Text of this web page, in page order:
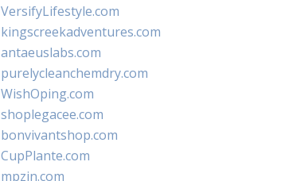
VersifyLifestyle.com
kingscreekadventures.com
antaeuslabs.com
purelycleanchemdry.com
WishOping.com
shoplegacee.com
bonvivantshop.com
CupPlante.com
mpzin.com